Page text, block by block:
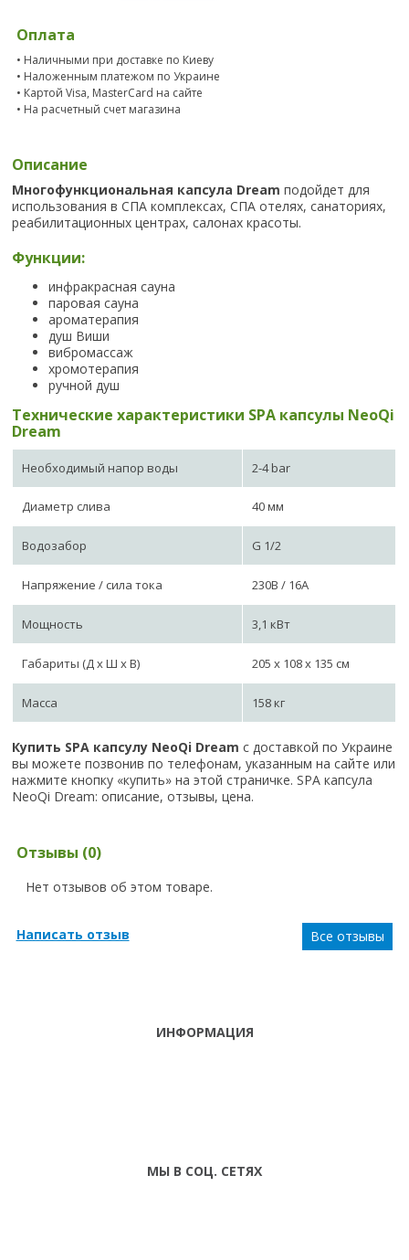
Оплата
• Наличными при доставке по Киеву
• Наложенным платежом по Украине
• Картой Visa, MasterCard на сайте
• На расчетный счет магазина
Описание
Многофункциональная капсула Dream подойдет для
использования в СПА комплексах, СПА отелях, санаториях,
реабилитационных центрах, салонах красоты.
Функции:
инфракрасная сауна
паровая сауна
ароматерапия
душ Виши
вибромассаж
хромотерапия
ручной душ
Технические характеристики SPA капсулы NeoQi
Dream
Необходимый напор воды 2-4 bar
Диаметр слива 40 мм
Водозабор G 1/2
Напряжение / сила тока 230B / 16A
Мощность 3,1 кВт
Габариты (Д х Ш х В) 205 х 108 х 135 см
Масса 158 кг
Купить SPA капсулу NeoQi Dreamс доставкой по Украине
вы можете позвонив по телефонам, указанным на сайте или
нажмите кнопку «купить» на этой страничке. SPA капсула
NeoQi Dream: описание, отзывы, цена.
Отзывы (0)
Нет отзывов об этом товаре.
Написать отзыв Все отзывы
ИНФОРМАЦИЯ
МЫ В СОЦ. СЕТЯХ